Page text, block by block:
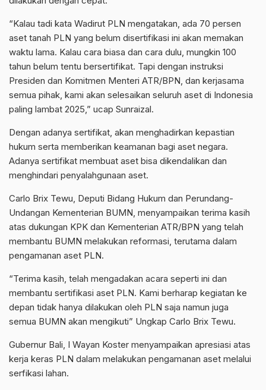
“Kalau tadi kata Wadirut PLN mengatakan, ada 70 persen
aset tanah PLN yang belum disertifikasi ini akan memakan
waktu lama. Kalau cara biasa dan cara dulu, mungkin 100
tahun belum tentu bersertifikat. Tapi dengan instruksi
Presiden dan Komitmen Menteri ATR/BPN, dan kerjasama
semua pihak, kami akan selesaikan seluruh aset di Indonesia
paling lambat 2025,” ucap Sunraizal.
Dengan adanya sertifikat, akan menghadirkan kepastian
hukum serta memberikan keamanan bagi aset negara.
Adanya sertifikat membuat aset bisa dikendalikan dan
menghindari penyalahgunaan aset.
Carlo Brix Tewu, Deputi Bidang Hukum dan Perundang-
Undangan Kementerian BUMN, menyampaikan terima kasih
atas dukungan KPK dan Kementerian ATR/BPN yang telah
membantu BUMN melakukan reformasi, terutama dalam
pengamanan aset PLN.
“Terima kasih, telah mengadakan acara seperti ini dan
membantu sertifikasi aset PLN. Kami berharap kegiatan ke
depan tidak hanya dilakukan oleh PLN saja namun juga
semua BUMN akan mengikuti” Ungkap Carlo Brix Tewu.
Gubernur Bali, I Wayan Koster menyampaikan apresiasi atas
kerja keras PLN dalam melakukan pengamanan aset melalui
serfikasi lahan.